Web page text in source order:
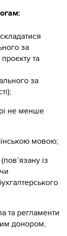
за
та
за
не менше
мовою;
із
та регламенти
донором;